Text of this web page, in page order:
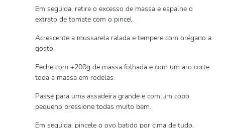
Em seguida, retire o excesso de massa e espalhe o
extrato de tomate com o pincel.
Acrescente a mussarela ralada e tempere com orégano a
gosto.
Feche com +200g de massa folhada e com um aro corte
toda a massa em rodelas.
Passe para uma assadeira grande e com um copo
pequeno pressione todas muito bem.
Em seguida, pincele o ovo batido por cima de tudo.